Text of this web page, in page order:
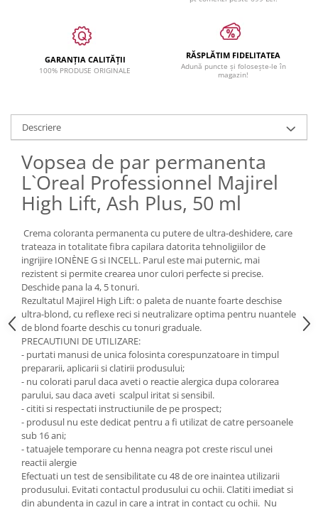
GARANȚIA CALITĂȚII
100% PRODUSE ORIGINALE
RĂSPLĂTIM FIDELITATEA
Adună puncte și folosește-le în
magazin!
Descriere
Vopsea de par permanenta
L`Oreal Professionnel Majirel
High Lift, Ash Plus, 50 ml
Crema coloranta permanenta cu putere de ultra-deshidere, care
trateaza in totalitate fibra capilara datorita tehnoligiilor de
ingrijire IONÈNE G si INCELL. Parul este mai puternic, mai
rezistent si permite crearea unor culori perfecte si precise.
Deschide pana la 4, 5 tonuri.
Rezultatul Majirel High Lift: o paleta de nuante foarte deschise
ultra-blond, cu reflexe reci si neutralizare optima pentru nuantele
de blond foarte deschis cu tonuri graduale.
PRECAUTIUNI DE UTILIZARE:
- purtati manusi de unica folosinta corespunzatoare in timpul
prepararii, aplicarii si clatirii produsului;
- nu colorati parul daca aveti o reactie alergica dupa colorarea
parului, sau daca aveti scalpul iritat si sensibil.
- cititi si respectati instructiunile de pe prospect;
- produsul nu este dedicat pentru a fi utilizat de catre persoanele
sub 16 ani;
- tatuajele temporare cu henna neagra pot creste riscul unei
reactii alergie
Efectuati un test de sensibilitate cu 48 de ore inaintea utilizarii
produsului. Evitati contactul produsului cu ochii. Clatiti imediat si
din abundenta in cazul in care a intrat in contact cu ochii. Nu